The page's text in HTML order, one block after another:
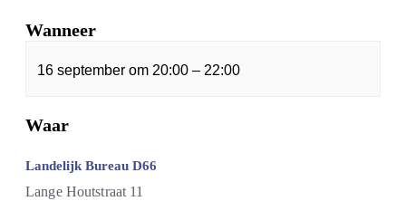
Wanneer
16 september om 20:00 – 22:00
Waar
Landelijk Bureau D66
Lange Houtstraat 11